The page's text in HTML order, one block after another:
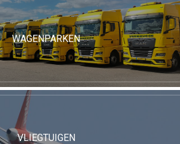
WAGENPARKEN
VLIEGTUIGEN